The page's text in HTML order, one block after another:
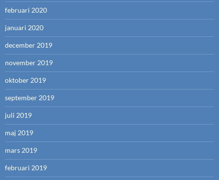
februari 2020
januari 2020
december 2019
november 2019
oktober 2019
september 2019
juli 2019
maj 2019
mars 2019
februari 2019